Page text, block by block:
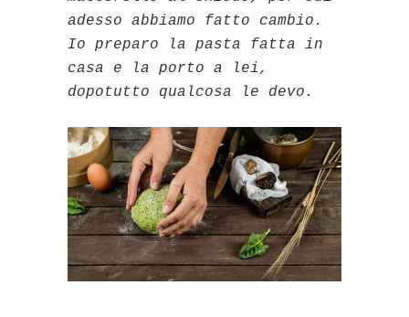
adesso abbiamo fatto cambio.
Io preparo la pasta fatta in
casa e la porto a lei,
dopotutto qualcosa le devo.